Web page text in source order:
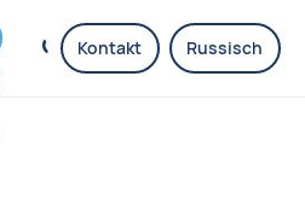
Kontakt Russisch